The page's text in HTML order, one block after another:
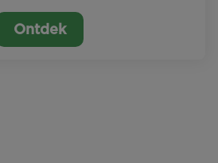
Ontdek